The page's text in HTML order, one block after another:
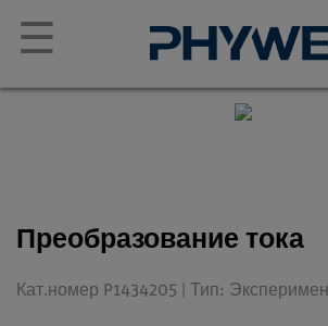
☰
Преобразование тока
Кат.номер P1434205 | Тип: